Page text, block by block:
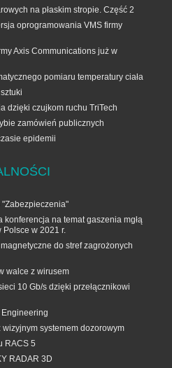
na płaskim stropie. Część 2
oprogramowania VMS firmy
Axis Communications już w
pomiaru temperatury ciała
dzięki czujkom ruchu TriTech
zamówień publicznych
epidemii
na temat gaszenia mgłą
w 2021 r.
do stref zagrożonych
walce z wirusem
10 Gb/s dzięki przełącznikowi
systemem dozorowym
RACS 5
RADAR 3D